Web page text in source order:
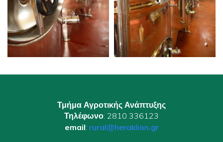
Τμήμα Αγροτικής Ανάπτυξης
Τηλέφωνο: 2810 336123
email: rural@heraklion.gr